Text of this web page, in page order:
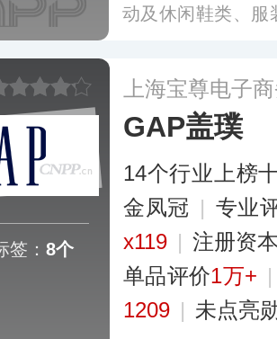
动及休闲鞋类、服
产品。更多
签： 8个
上海宝尊电子
GAP盖璞
14个行业上榜
金凤冠 | 专业
x119 | 注册资
单品评价1万+
1209 | 未点亮